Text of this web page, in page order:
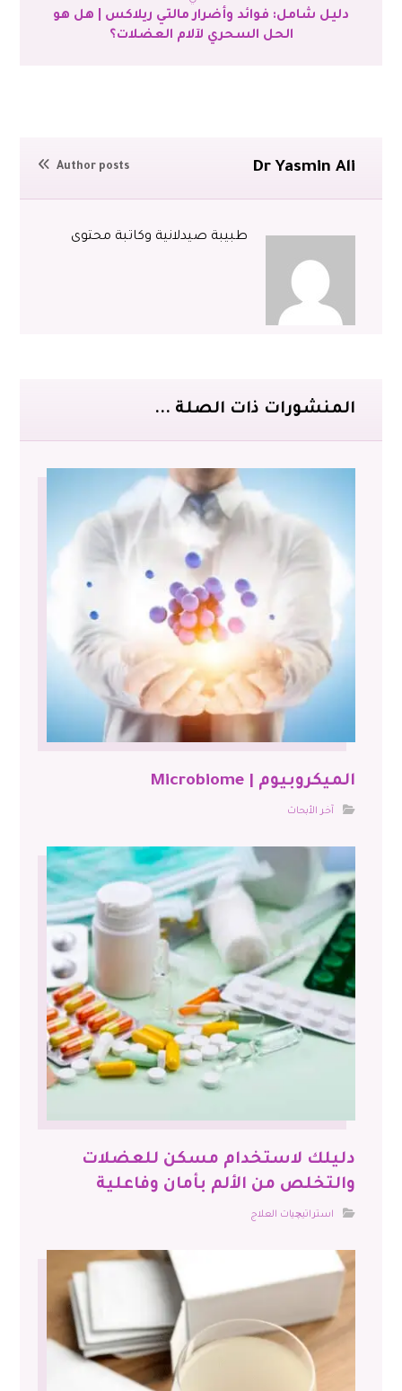
دليل شامل: فوائد وأضرار مالتي ريلاكس | هل هو
الحل السحري لآلام العضلات؟
Dr Yasmin Ali
Author posts
طبيبة صيدلانية وكاتبة محتوى
المنشورات ذات الصلة ...
الميكروبيوم | Microbiome
آخر الأبحاث
دليلك لاستخدام مسكن للعضلات
والتخلص من الألم بأمان وفاعلية
استراتيچيات العلاج